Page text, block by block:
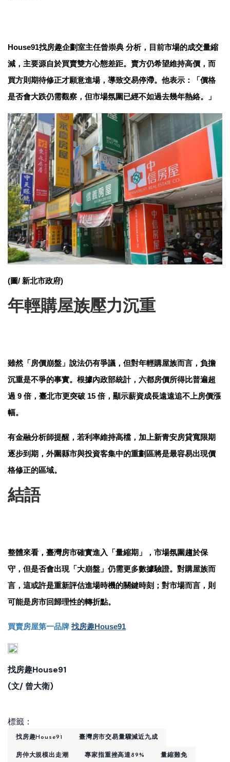
House91找房趣企劃室主任曾崇典 分析，目前市場的成交量縮
減，主要源自於買賣雙方心態差距。賣方仍希望維持高價，而
買方則期待修正才願意進場，導致交易停滯。他表示：「價格
是否會大跌仍需觀察，但市場氛圍已經不如過去幾年熱絡。」
(圖/ 新北市政府)
年輕購屋族壓力沉重
雖然「房價崩盤」說法仍有爭議，但對年輕購屋族而言，負擔
沉重是不爭的事實。根據內政部統計，六都房價所得比普遍超
過 9 倍，臺北市更突破 15 倍，顯示薪資成長遠遠追不上房價漲
幅。
有金融分析師提醒，若利率維持高檔，加上新青安房貸寬限期
逐步到期，外圍縣市與投資客集中的重劃區將是最容易出現價
格修正的區域。
結語
整體來看，臺灣房市確實進入「量縮期」，市場氛圍趨於保
守，但是否會出現「大崩盤」仍需更多數據驗證。對購屋族而
言，這或許是重新評估進場時機的關鍵時刻；對市場而言，則
可能是房市回歸理性的轉折點。
買賣房屋第一品牌 找房趣House91
找房趣House91
(文/ 曾大衛)
標籤：
找房趣House91 臺灣房市交易量驟減近九成
房仲大規模出走潮 專家指重挫高達89% 量縮難免